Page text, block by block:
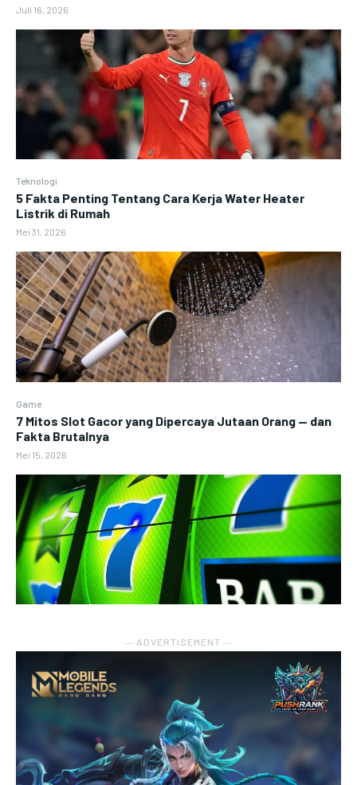
Juli 16, 2026
Teknologi
5 Fakta Penting Tentang Cara Kerja Water Heater
Listrik di Rumah
Mei 31, 2026
Game
7 Mitos Slot Gacor yang Dipercaya Jutaan Orang — dan
Fakta Brutalnya
Mei 15, 2026
― ADVERTISEMENT ―